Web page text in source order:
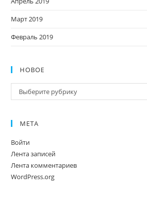
Март 2019
Февраль 2019
НОВОЕ
Новое
Выберите рубрику
МЕТА
Войти
Лента записей
Лента комментариев
WordPress.org